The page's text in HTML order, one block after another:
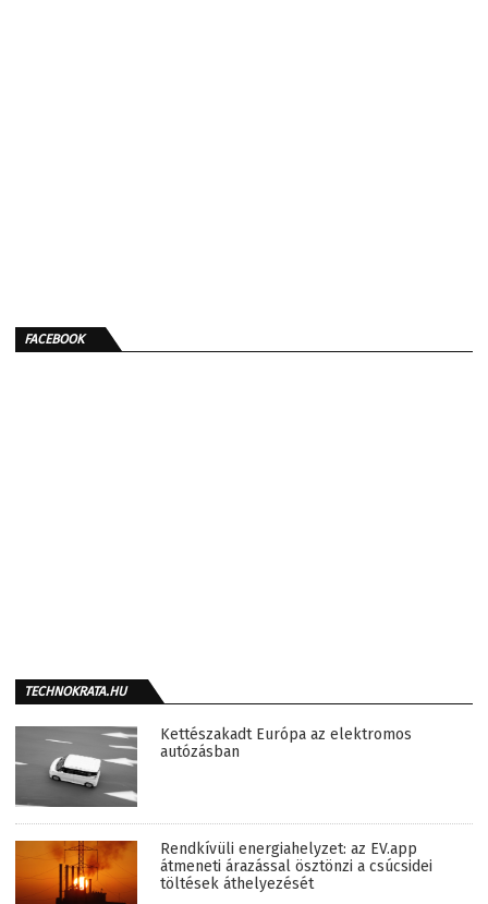
FACEBOOK
TECHNOKRATA.HU
Kettészakadt Európa az elektromos
autózásban
Rendkívüli energiahelyzet: az EV.app
átmeneti árazással ösztönzi a csúcsidei
töltések áthelyezését